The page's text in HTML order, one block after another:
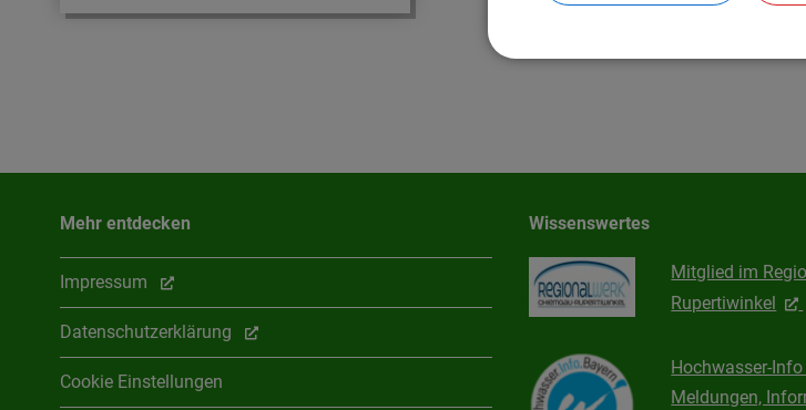
Mehr entdecken
Impressum
Datenschutzerklärung
Cookie Einstellungen
Wissenswertes
Mitglied im
Rupertiwinkel
Hochwasser-Info
Meldungen,